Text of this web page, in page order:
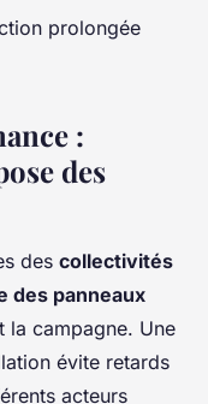
prolongée
:
des
des collectivités
des panneaux
la campagne. Une
évite retards
acteurs